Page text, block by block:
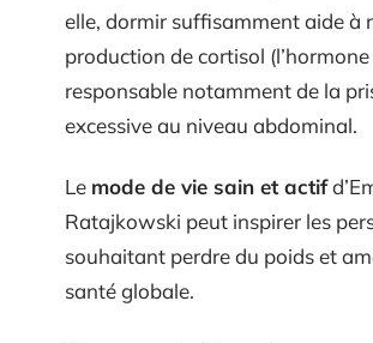
elle, dormir suffisamment aide à
production de cortisol (l’hormone
responsable notamment de la
excessive au niveau abdominal.
Le mode de vie sain et actif
Ratajkowski peut inspirer les
souhaitant perdre du poids et
santé globale.